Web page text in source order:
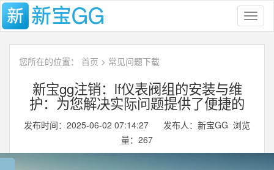
您所在的位置： 首页 > 常见问题下载
新宝gg注销：lf仪表阀组的安装与维
护：为您解决实际问题提供了便捷的
发布时间：2025-06-02 07:14:27 发布人：新宝GG 浏览
量： 267